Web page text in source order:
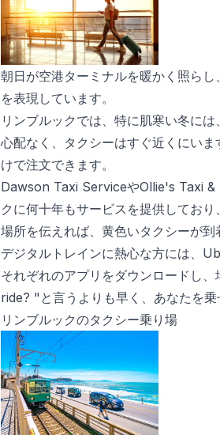
朝日が空港ターミナルを暖かく照ら
を表現しています。
リンブルックでは、特に肌寒い冬に
心配なく、タクシーはすぐ近くにい
けで注文できます。
Dawson Taxi ServiceやOllie's Taxi &
クに何十年もサービスを提供してお
場所を伝えれば、黄色いタクシーが到
デジタルトレインに熱心な方には、
それぞれのアプリをダウンロードし
ride? "と言うよりも早く、あなたを乗
リンブルックのタクシー乗り場